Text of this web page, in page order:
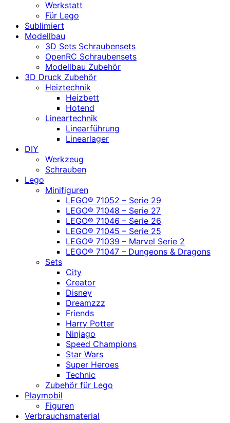
Werkstatt
Für Lego
Sublimiert
Modellbau
3D Sets Schraubensets
OpenRC Schraubensets
Modellbau Zubehör
3D Druck Zubehör
Heiztechnik
Heizbett
Hotend
Lineartechnik
Linearführung
Linearlager
DIY
Werkzeug
Schrauben
Lego
Minifiguren
LEGO® 71052 – Serie 29
LEGO® 71048 – Serie 27
LEGO® 71046 – Serie 26
LEGO® 71045 – Serie 25
LEGO® 71039 – Marvel Serie 2
LEGO® 71047 – Dungeons & Dragons
Sets
City
Creator
Disney
Dreamzzz
Friends
Harry Potter
Ninjago
Speed Champions
Star Wars
Super Heroes
Technic
Zubehör für Lego
Playmobil
Figuren
Verbrauchsmaterial